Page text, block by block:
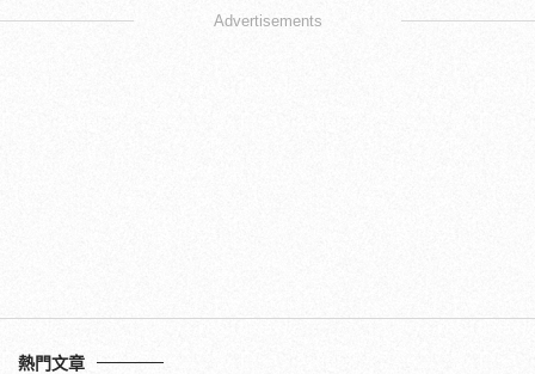
Advertisements
熱門文章